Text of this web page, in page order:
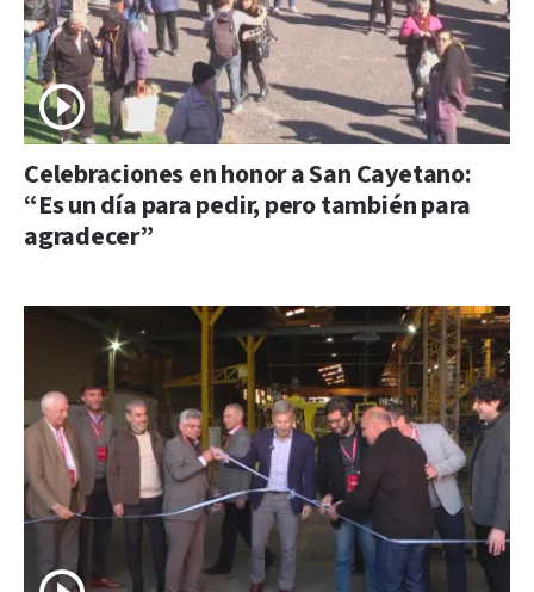
Celebraciones en honor a San Cayetano:
“Es un día para pedir, pero también para
agradecer”